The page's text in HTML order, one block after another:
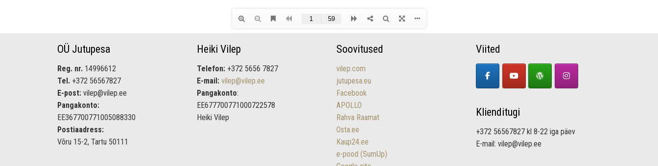
OÜ Jutupesa
Reg. nr. 14996612
Tel. +372 56567827
E-post: vilep@vilep.ee
Pangakonto:
EE367700771005088330
Postiaadress:
Võru 15-2, Tartu 50111
Heiki Vilep
Telefon: +372 5656 7827
E-mail: vilep@vilep.ee
Pangakonto:
EE677700771000722578
Heiki Vilep
Soovitused
vilep.com
jutupesa.eu
Facebook
APOLLO
Rahva Raamat
Osta.ee
Kaup24.ee
e-pood (SumUp)
Viited
Klienditugi
+372 56567827 kl 8-22 iga päev
E-mail: vilep@vilep.ee